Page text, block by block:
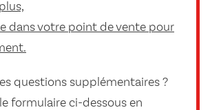
dans votre point de vente pour
questions supplémentaires ?
formulaire ci-dessous en